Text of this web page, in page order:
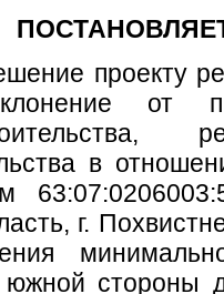
проекту
от
в
г.
южной стороны